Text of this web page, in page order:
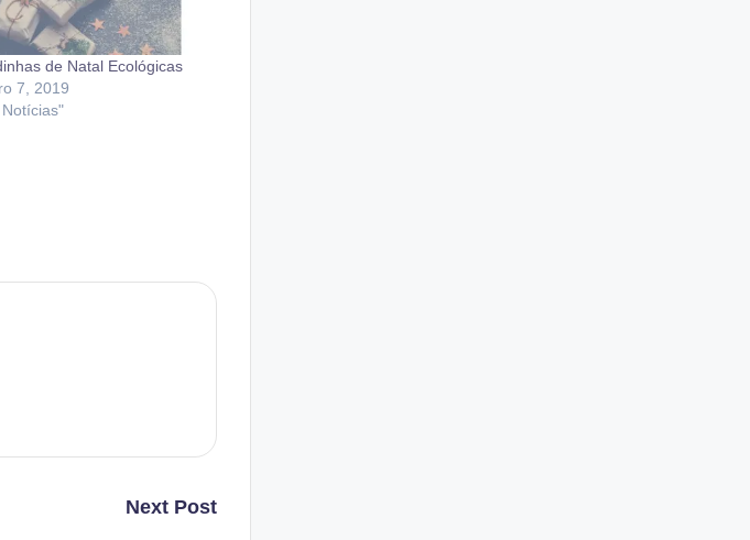
de Natal Ecológicas
7, 2019
Next Post